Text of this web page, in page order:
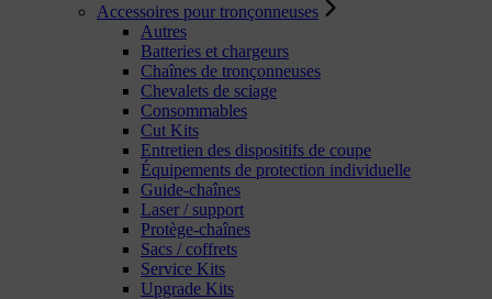
Accessoires pour tronçonneuses
Autres
Batteries et chargeurs
Chaînes de tronçonneuses
Chevalets de sciage
Consommables
Cut Kits
Entretien des dispositifs de coupe
Équipements de protection individuelle
Guide-chaînes
Laser / support
Protège-chaînes
Sacs / coffrets
Service Kits
Upgrade Kits